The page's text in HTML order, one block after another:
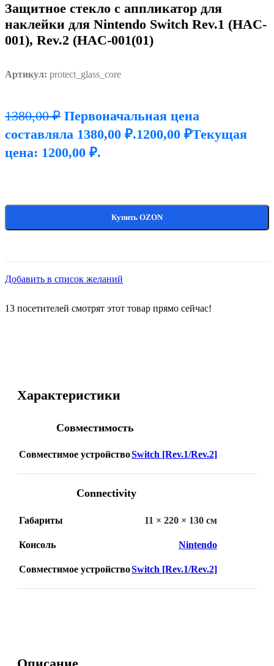
Защитное стекло с аппликатор для
наклейки для Nintendo Switch Rev.1 (HAC-
001), Rev.2 (HAC-001(01)
Артикул: protect_glass_core
1380,00₽ Первоначальная цена
составляла 1380,00 ₽.1200,00 ₽Текущая
цена: 1200,00 ₽.
Купить OZON
Добавить в список желаний
13 посетителей смотрят этот товар прямо сейчас!
Характеристики
Совместимость
Совместимое устройствоSwitch [Rev.1/Rev.2]
Connectivity
Габариты 11 × 220 × 130 см
Консоль Nintendo
Совместимое устройствоSwitch [Rev.1/Rev.2]